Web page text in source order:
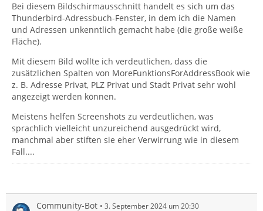
Bei diesem Bildschirmausschnitt handelt es sich um das
Thunderbird-Adressbuch-Fenster, in dem ich die Namen
und Adressen unkenntlich gemacht habe (die große weiße
Fläche).
Mit diesem Bild wollte ich verdeutlichen, dass die
zusätzlichen Spalten von MoreFunktionsForAddressBook wie
z. B. Adresse Privat, PLZ Privat und Stadt Privat sehr wohl
angezeigt werden können.
Meistens helfen Screenshots zu verdeutlichen, was
sprachlich vielleicht unzureichend ausgedrückt wird,
manchmal aber stiften sie eher Verwirrung wie in diesem
Fall....
Community-Bot 3. September 2024 um 20:30